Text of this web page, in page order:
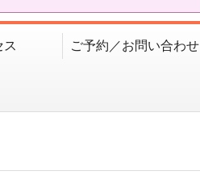
ス ご予約／お問い合わせ